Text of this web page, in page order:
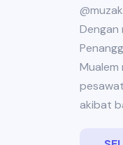
Dengan
Mualem
akibat